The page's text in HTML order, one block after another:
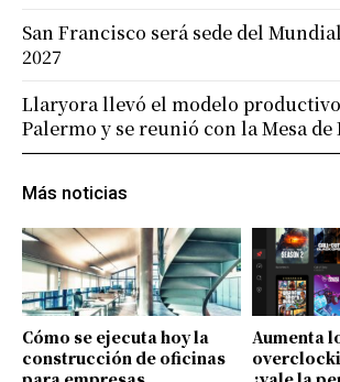
Más noticias
Cómo se ejecuta hoy la
construcción de oficinas
Aumenta
San Francisco será sede del
2027
Llaryora llevó el modelo
Palermo y se reunió con la Mesa de